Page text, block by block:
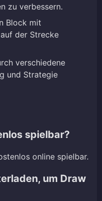
zu verbessern.
Block mit
der Strecke
verschiedene
und Strategie
spielbar?
online spielbar.
um Draw